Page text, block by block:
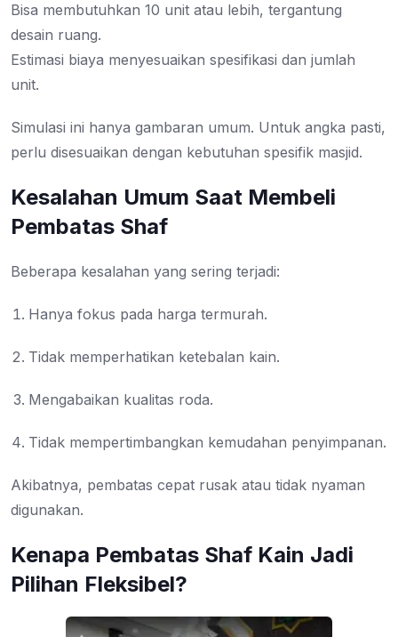
Bisa membutuhkan 10 unit atau lebih, tergantung
desain ruang.
Estimasi biaya menyesuaikan spesifikasi dan jumlah
unit.
Simulasi ini hanya gambaran umum. Untuk angka pasti,
perlu disesuaikan dengan kebutuhan spesifik masjid.
Kesalahan Umum Saat Membeli
Pembatas Shaf
Beberapa kesalahan yang sering terjadi:
Hanya fokus pada harga termurah.
Tidak memperhatikan ketebalan kain.
Mengabaikan kualitas roda.
Tidak mempertimbangkan kemudahan penyimpanan.
Akibatnya, pembatas cepat rusak atau tidak nyaman
digunakan.
Kenapa Pembatas Shaf Kain Jadi
Pilihan Fleksibel?